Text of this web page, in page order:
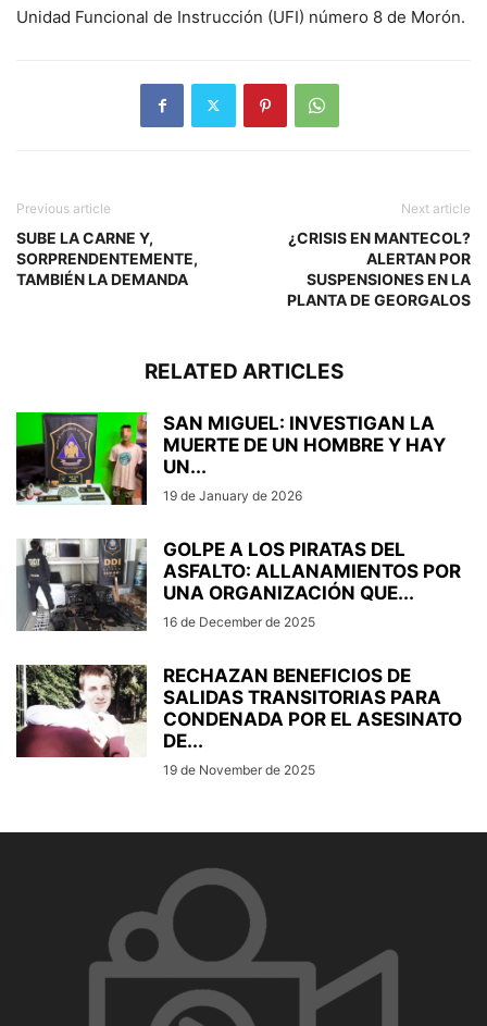
Unidad Funcional de Instrucción (UFI) número 8 de Morón.
Previous article
SUBE LA CARNE Y,
SORPRENDENTEMENTE,
TAMBIÉN LA DEMANDA
Next article
¿CRISIS EN MANTECOL?
ALERTAN POR
SUSPENSIONES EN LA
PLANTA DE GEORGALOS
RELATED ARTICLES
SAN MIGUEL: INVESTIGAN LA
MUERTE DE UN HOMBRE Y HAY
UN...
19 de January de 2026
GOLPE A LOS PIRATAS DEL
ASFALTO: ALLANAMIENTOS POR
UNA ORGANIZACIÓN QUE...
16 de December de 2025
RECHAZAN BENEFICIOS DE
SALIDAS TRANSITORIAS PARA
CONDENADA POR EL ASESINATO
DE...
19 de November de 2025